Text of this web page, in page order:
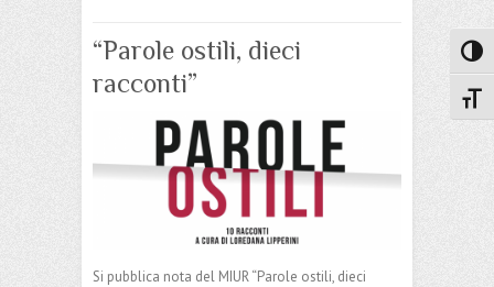
“Parole ostili, dieci
racconti”
Si pubblica nota del MIUR “Parole ostili, dieci